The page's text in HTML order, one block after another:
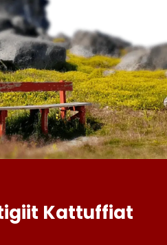
Kattuffiat